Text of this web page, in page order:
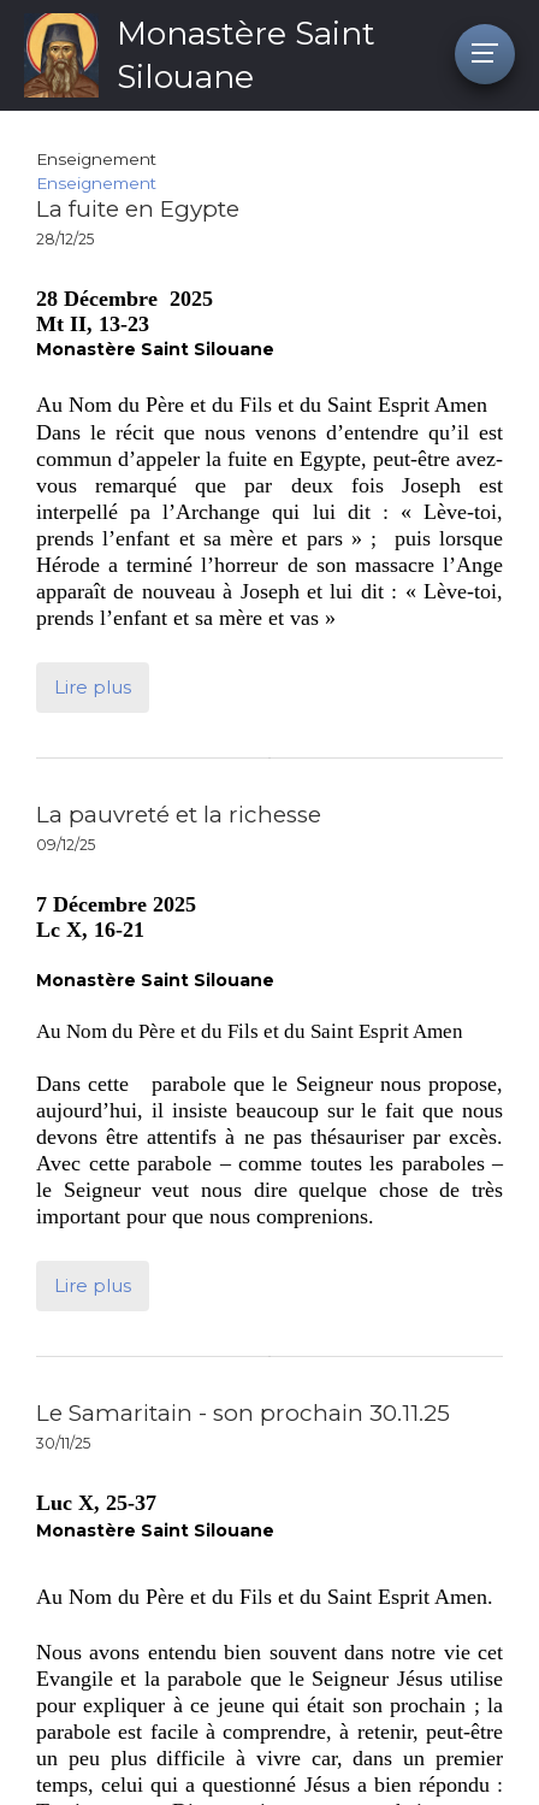
Monastère Saint
Silouane
Enseignement
Enseignement
La fuite en Egypte
28/12/25
28 Décembre 2025
Mt II, 13-23
Monastère Saint Silouane
Au Nom du Père et du Fils et du Saint Esprit Amen
Dans le récit que nous venons d’entendre qu’il est
commun d’appeler la fuite en Egypte, peut-être avez-
vous remarqué que par deux fois Joseph est
interpellé pa l’Archange qui lui dit : « Lève-toi,
prends l’enfant et sa mère et pars » ; puis lorsque
Hérode a terminé l’horreur de son massacre l’Ange
apparaît de nouveau à Joseph et lui dit : « Lève-toi,
prends l’enfant et sa mère et vas »
Lire plus
La pauvreté et la richesse
09/12/25
7 Décembre 2025
Lc X, 16-21
Monastère Saint Silouane
Au Nom du Père et du Fils et du Saint Esprit Amen
Dans cette parabole que le Seigneur nous propose,
aujourd’hui, il insiste beaucoup sur le fait que nous
devons être attentifs à ne pas thésauriser par excès.
Avec cette parabole – comme toutes les paraboles –
le Seigneur veut nous dire quelque chose de très
important pour que nous comprenions.
Lire plus
Le Samaritain - son prochain 30.11.25
30/11/25
Luc X, 25-37
Monastère Saint Silouane
Au Nom du Père et du Fils et du Saint Esprit Amen.
Nous avons entendu bien souvent dans notre vie cet
Evangile et la parabole que le Seigneur Jésus utilise
pour expliquer à ce jeune qui était son prochain ; la
parabole est facile à comprendre, à retenir, peut-être
un peu plus difficile à vivre car, dans un premier
temps, celui qui a questionné Jésus a bien répondu :